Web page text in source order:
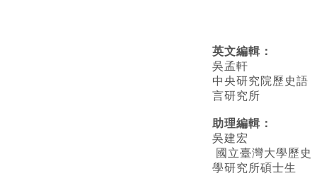
英文編輯 ：
吳孟軒
中央研究院歷史語
言研究所
助理編輯：
吳建宏
國立臺灣大學歷史
學研究所碩士生